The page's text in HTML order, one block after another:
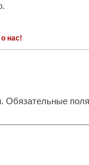
нас!
Обязательные